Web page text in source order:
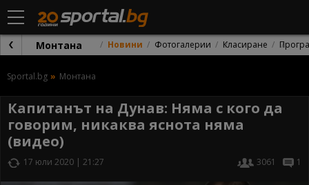
Монтана Новини Фотогалерии Класиране
Sportal.bg Монтана
Капитанът на Дунав: Няма с кого да
говорим, никаква яснота няма
(видео)
17 юли 2020 | 21:27 3061 1